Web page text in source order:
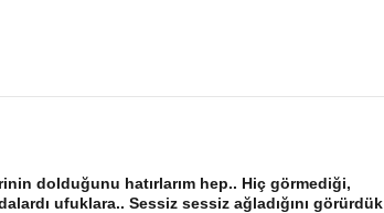
dolduğunu hatırlarım hep.. Hiç görmediği,
ufuklara.. Sessiz sessiz ağladığını görürdük